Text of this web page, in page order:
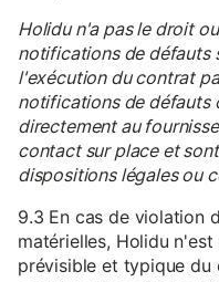
Holidu n'a pas le droit
notifications de défauts
l'exécution du contrat
notifications de défauts
directement au
contact sur place et
dispositions légales ou
9.3 En cas de violation
matérielles, Holidu
prévisible et typique